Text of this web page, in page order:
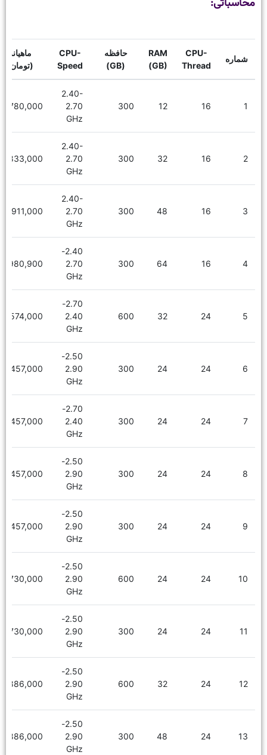
محاسباتی:
شماره
CPU-
Thread
RAM
(GB)
حافظه
(GB)
CPU-
Speed
ماهیانه
(تومان)
1
16
12
300
2.40-
2.70
GHz
780,000
2
16
32
300
2.40-
2.70
GHz
1,833,000
3
16
48
300
2.40-
2.70
GHz
1,911,000
4
16
64
300
2.40-
2.70
GHz
1,980,900
5
24
32
600
2.70-
2.40
GHz
2,574,000
6
24
24
300
2.50-
2.90
GHz
2,457,000
7
24
24
300
2.70-
2.40
GHz
2,457,000
8
24
24
300
2.50-
2.90
GHz
2,457,000
9
24
24
300
2.50-
2.90
GHz
2,457,000
10
24
24
600
2.50-
2.90
GHz
2,730,000
11
24
24
300
2.50-
2.90
GHz
2,730,000
12
24
32
600
2.50-
2.90
GHz
2,886,000
13
24
48
300
2.50-
2.90
GHz
2,886,000